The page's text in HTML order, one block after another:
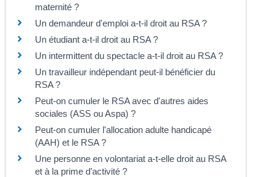
maternité ?
Un demandeur d'emploi a-t-il droit au RSA ?
Un étudiant a-t-il droit au RSA ?
Un intermittent du spectacle a-t-il droit au RSA ?
Un travailleur indépendant peut-il bénéficier du
RSA ?
Peut-on cumuler le RSA avec d'autres aides
sociales (ASS ou Aspa) ?
Peut-on cumuler l'allocation adulte handicapé
(AAH) et le RSA ?
Une personne en volontariat a-t-elle droit au RSA
et à la prime d'activité ?